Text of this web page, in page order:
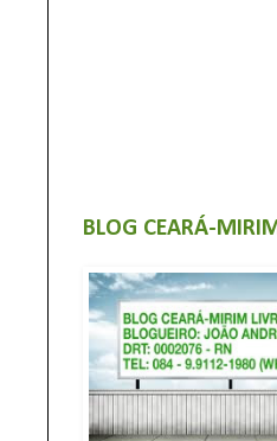
BLOG CEARÁ-